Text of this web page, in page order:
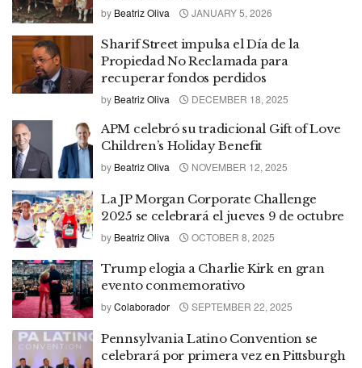
by Beatriz Oliva JANUARY 5, 2026
Sharif Street impulsa el Día de la
Propiedad No Reclamada para
recuperar fondos perdidos
by Beatriz Oliva DECEMBER 18, 2025
APM celebró su tradicional Gift of Love
Children’s Holiday Benefit
by Beatriz Oliva NOVEMBER 12, 2025
La JP Morgan Corporate Challenge
2025 se celebrará el jueves 9 de octubre
by Beatriz Oliva OCTOBER 8, 2025
Trump elogia a Charlie Kirk en gran
evento conmemorativo
byColaborador SEPTEMBER 22, 2025
Pennsylvania Latino Convention se
celebrará por primera vez en Pittsburgh